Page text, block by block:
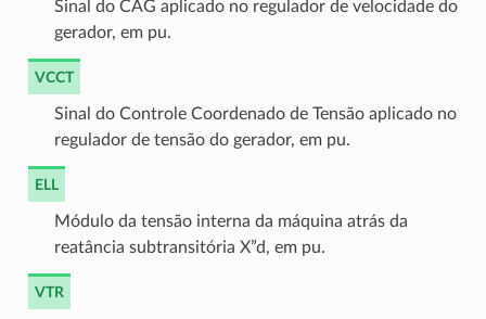
Sinal do CAG aplicado no regulador de velocidade do
gerador, em pu.
VCCT
Sinal do Controle Coordenado de Tensão aplicado no
regulador de tensão do gerador, em pu.
ELL
Módulo da tensão interna da máquina atrás da
reatância subtransitória X”d, em pu.
VTR